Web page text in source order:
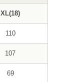
XL(18)
110
107
69